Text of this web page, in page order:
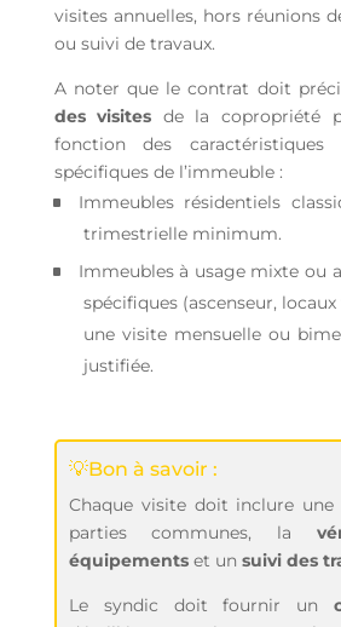
visites annuelles, hors réunions
ou suivi de travaux.
A noter que le contrat doit
des visites de la copropriété
fonction des
spécifiques de l’immeuble :
Immeubles résidentiels
trimestrielle minimum.
Immeubles à usage mixte ou
spécifiques (ascenseur,
une visite mensuelle ou
justifiée.
💡Bon à savoir :
Chaque visite doit inclure une
parties communes, la
équipementset un suivi des
Le syndic doit fournir un